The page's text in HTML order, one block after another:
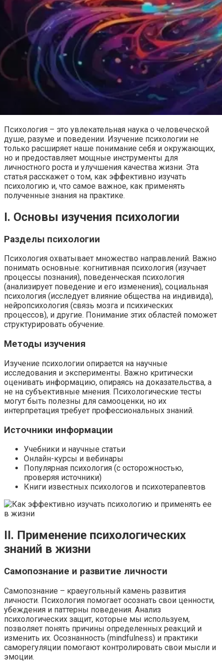
Психология – это увлекательная наука о человеческой
душе, разуме и поведении. Изучение психологии не
только расширяет наше понимание себя и окружающих,
но и предоставляет мощные инструменты для
личностного роста и улучшения качества жизни. Эта
статья расскажет о том, как эффективно изучать
психологию и, что самое важное, как применять
полученные знания на практике.
I. Основы изучения психологии
Разделы психологии
Психология охватывает множество направлений. Важно
понимать основные: когнитивная психология (изучает
процессы познания), поведенческая психология
(анализирует поведение и его изменения), социальная
психология (исследует влияние общества на индивида),
нейропсихология (связь мозга и психических
процессов), и другие. Понимание этих областей поможет
структурировать обучение.
Методы изучения
Изучение психологии опирается на научные
исследования и эксперименты. Важно критически
оценивать информацию, опираясь на доказательства, а
не на субъективные мнения. Психологические тесты
могут быть полезны для самооценки, но их
интерпретация требует профессиональных знаний.
Источники информации
Учебники и научные статьи
Онлайн-курсы и вебинары
Популярная психология (с осторожностью,
проверяя источники)
Книги известных психологов и психотерапевтов
II. Применение психологических
знаний в жизни
Самопознание и развитие личности
Самопознание – краеугольный камень развития
личности. Психология помогает осознать свои ценности,
убеждения и паттерны поведения. Анализ
психологических защит, которые мы используем,
позволяет понять причины определенных реакций и
изменить их. Осознанность (mindfulness) и практики
саморегуляции помогают контролировать свои мысли и
эмоции.